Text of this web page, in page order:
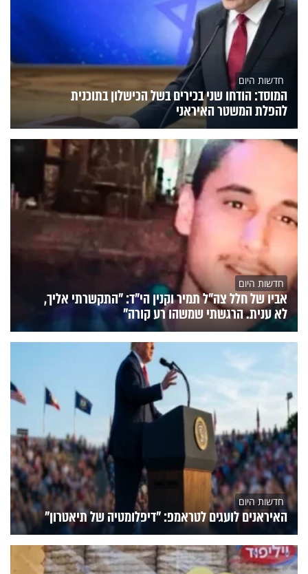
חדשות היום
המוסד: הודחו שני בכירים בשל הכישלון בתוכנית
להפלת המשטר האיראני
חדשות היום
אביו של חלל צה"ל תמיר וקנין הי"ד: "התקשרתי אליך,
לא ענית. הרגשתי שמשהו רע קורה"
חדשות היום
האיראנים לועגים לטראמפ: "דיפלומטיה של תיאטרון"